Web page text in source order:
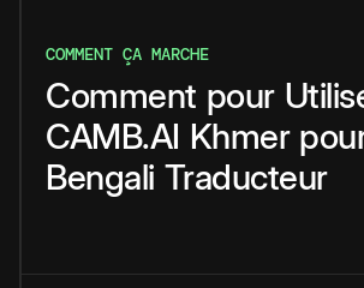
COMMENT ÇA MARCHE
Comment pour
CAMB.AI Khmer
Bengali Traducteur